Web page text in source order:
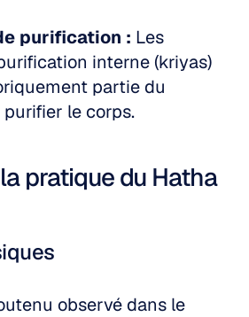
purification : Les
interne (kriyas)
partie du
le corps.
pratique du Hatha
observé dans le